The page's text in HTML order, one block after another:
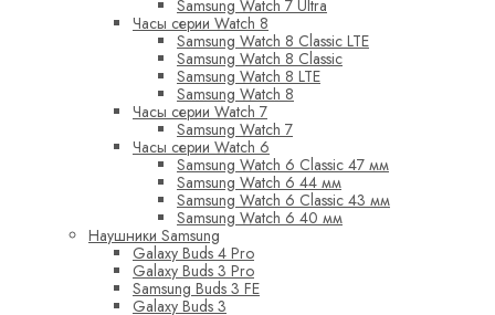
Samsung Watch 7 Ultra
Часы серии Watch 8
Samsung Watch 8 Classic LTE
Samsung Watch 8 Classic
Samsung Watch 8 LTE
Samsung Watch 8
Часы серии Watch 7
Samsung Watch 7
Часы серии Watch 6
Samsung Watch 6 Classic 47 мм
Samsung Watch 6 44 мм
Samsung Watch 6 Classic 43 мм
Samsung Watch 6 40 мм
Наушники Samsung
Galaxy Buds 4 Pro
Galaxy Buds 3 Pro
Samsung Buds 3 FE
Galaxy Buds 3